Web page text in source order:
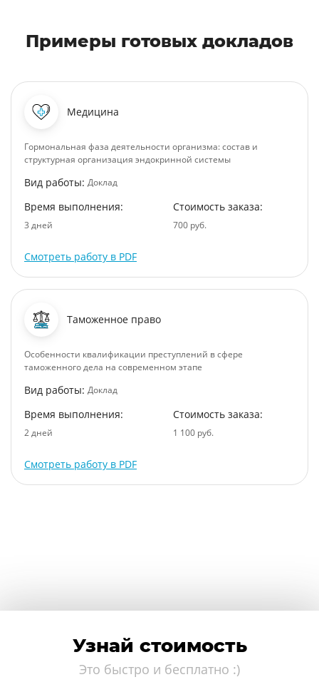
Примеры готовых докладов
Медицина
Гормональная фаза деятельности организма: состав и
структурная организация эндокринной системы
Вид работы: Доклад
Время выполнения:
3 дней
Стоимость заказа:
700 руб.
Смотреть работу в PDF
Таможенное право
Особенности квалификации преступлений в сфере
таможенного дела на современном этапе
Вид работы: Доклад
Время выполнения:
2 дней
Стоимость заказа:
1 100 руб.
Смотреть работу в PDF
Узнай стоимость
Это быстро и бесплатно :)